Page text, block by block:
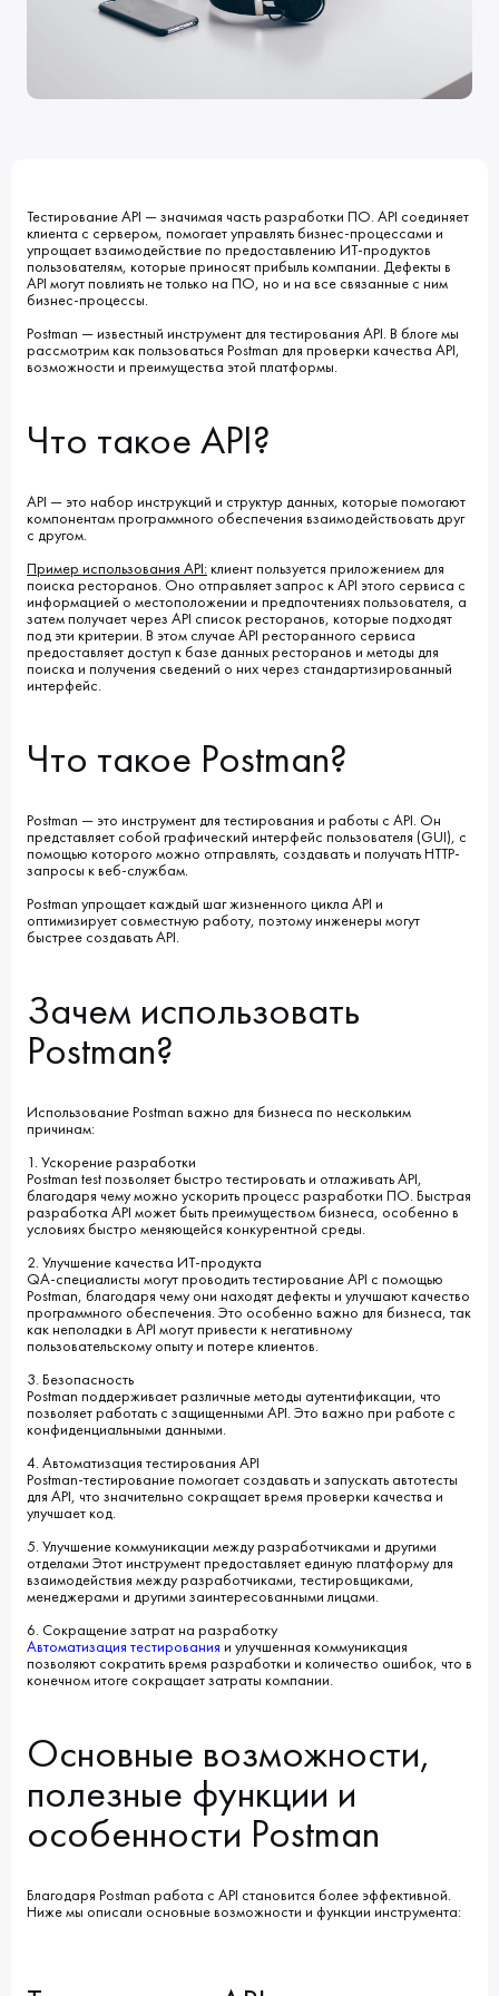
КОМПАНИЯ
БЛОГ
НОВОСТИ
Тестирование API — значимая часть разработки ПО. API соединяет
клиента с сервером, помогает управлять бизнес-процессами и
упрощает взаимодействие по предоставлению ИТ-продуктов
пользователям, которые приносят прибыль компании. Дефекты в
API могут повлиять не только на ПО, но и на все связанные с ним
бизнес-процессы.
Postman — известный инструмент для тестирования API. В блоге мы
рассмотрим как пользоваться Postman для проверки качества API,
возможности и преимущества этой платформы.
Что такое API?
API — это набор инструкций и структур данных, которые помогают
компонентам программного обеспечения взаимодействовать друг
с другом.
Пример использования API:клиент пользуется приложением для
поиска ресторанов. Оно отправляет запрос к API этого сервиса с
информацией о местоположении и предпочтениях пользователя, а
затем получает через API список ресторанов, которые подходят
под эти критерии. В этом случае API ресторанного сервиса
предоставляет доступ к базе данных ресторанов и методы для
поиска и получения сведений о них через стандартизированный
интерфейс.
Что такое Postman?
Postman — это инструмент для тестирования и работы с API. Он
представляет собой графический интерфейс пользователя (GUI), с
помощью которого можно отправлять, создавать и получать HTTP-
запросы к веб-службам.
Postman упрощает каждый шаг жизненного цикла API и
оптимизирует совместную работу, поэтому инженеры могут
быстрее создавать API.
Зачем использовать
Postman?
Использование Postman важно для бизнеса по нескольким
причинам:
1. Ускорение разработки
Postman test позволяет быстро тестировать и отлаживать API,
благодаря чему можно ускорить процесс разработки ПО. Быстрая
разработка API может быть преимуществом бизнеса, особенно в
условиях быстро меняющейся конкурентной среды.
2. Улучшение качества ИТ-продукта
QA-специалисты могут проводить тестирование API с помощью
Postman, благодаря чему они находят дефекты и улучшают качество
программного обеспечения. Это особенно важно для бизнеса, так
как неполадки в API могут привести к негативному
пользовательскому опыту и потере клиентов.
3. Безопасность
Postman поддерживает различные методы аутентификации, что
позволяет работать с защищенными API. Это важно при работе с
конфиденциальными данными.
4. Автоматизация тестирования API
Postman-тестирование помогает создавать и запускать автотесты
для API, что значительно сокращает время проверки качества и
улучшает код.
5. Улучшение коммуникации между разработчиками и другими
отделами Этот инструмент предоставляет единую платформу для
взаимодействия между разработчиками, тестировщиками,
менеджерами и другими заинтересованными лицами.
6. Сокращение затрат на разработку
Автоматизация тестирования и улучшенная коммуникация
позволяют сократить время разработки и количество ошибок, что в
конечном итоге сокращает затраты компании.
Основные возможности,
полезные функции и
особенности Postman
Благодаря Postman работа с API становится более эффективной.
Ниже мы описали основные возможности и функции инструмента: